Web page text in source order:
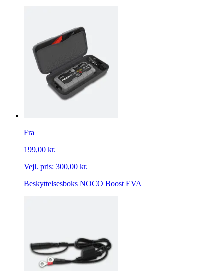
Fra
199,00 kr.
Vejl. pris: 300,00 kr.
Beskyttelsesboks NOCO Boost EVA